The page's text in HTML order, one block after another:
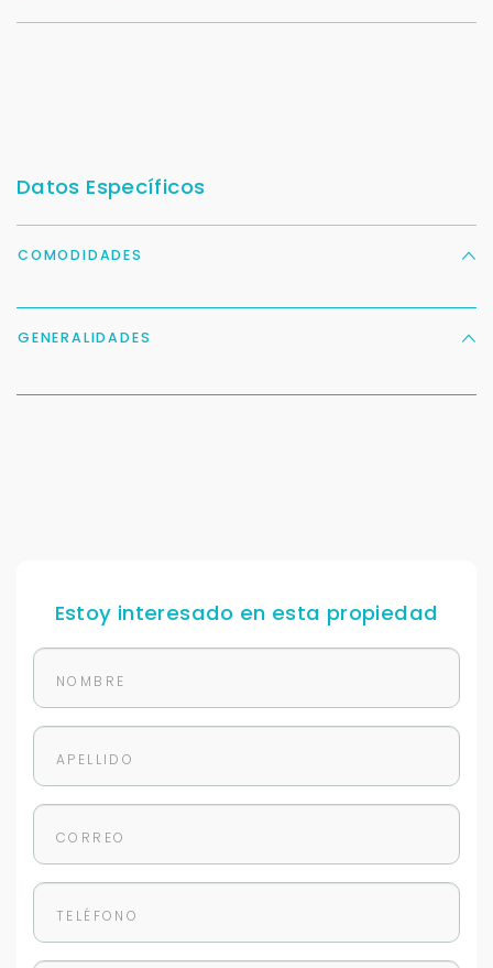
Datos Específicos
COMODIDADES
GENERALIDADES
Estoy interesado en esta propiedad